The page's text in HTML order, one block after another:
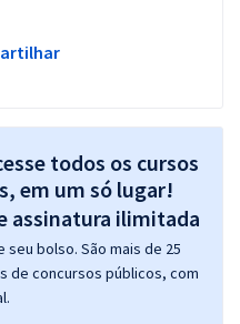
todos os cursos
em um só lugar!
bolso. São mais de 25
de concursos públicos, com